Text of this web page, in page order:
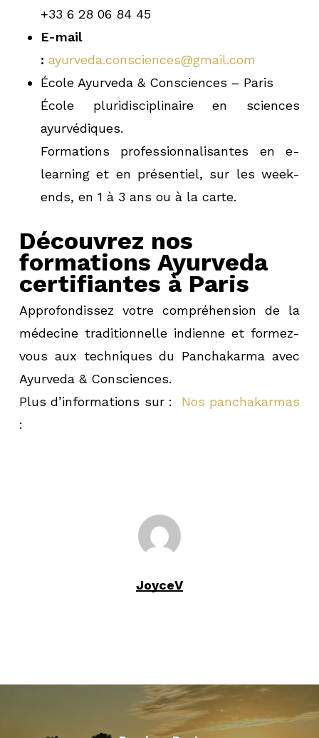
+33 6 28 06 84 45
E-mail
: ayurveda.consciences@gmail.com
École Ayurveda & Consciences – Paris
École pluridisciplinaire en sciences
ayurvédiques.
Formations professionnalisantes en e-
learning et en présentiel, sur les week-
ends, en 1 à 3 ans ou à la carte.
Découvrez nos
formations Ayurveda
certifiantes à Paris
Approfondissez votre compréhension de la
médecine traditionnelle indienne et formez-
vous aux techniques du Panchakarma avec
Ayurveda & Consciences.
Plus d’informations sur :
Nos panchakarmas
:
JoyceV